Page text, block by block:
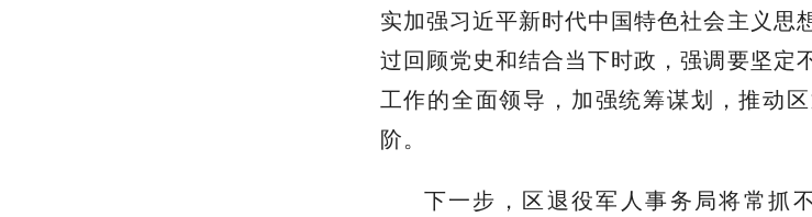
实加强习近平新时代中国特色社会主义思
过回顾党史和结合当下时政，强调要坚定
工作的全面领导，加强统筹谋划，推动
阶。
下一步，区退役军人事务局将常抓